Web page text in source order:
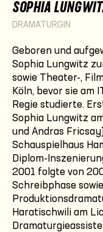
SOPHIA
DRAMATURGIN
Geboren und
Sophia Lungwitz
sowie Theater-,
Köln, bevor sie am
Regie studierte.
Sophia Lungwitz
und Andras
Schauspielhaus
Diplom-
2001 folgte von
Schreibphase
Haratischwili am